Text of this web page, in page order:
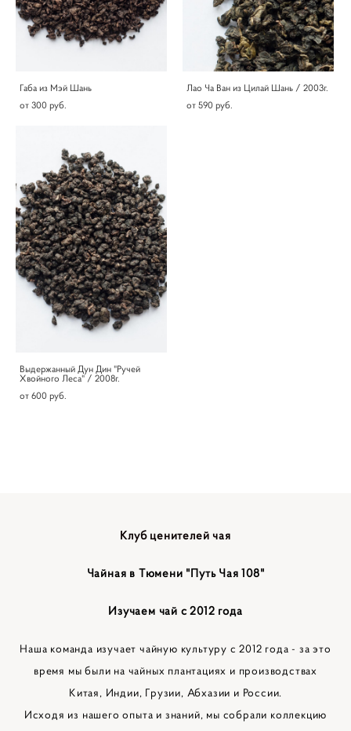
Габа из Мэй Шань
от 300 pуб.
Лао Ча Ван из Цилай Шань / 2003г.
от 590 pуб.
Выдержанный Дун Дин "Ручей
Хвойного Леса" / 2008г.
от 600 pуб.
Клуб ценителей чая
Чайная в Тюмени "Путь Чая 108"
Изучаем чай с 2012 года
Наша команда изучает чайную культуру с 2012 года - за это
время мы были на чайных плантациях и производствах
Китая, Индии, Грузии, Абхазии и России.
Исходя из нашего опыта и знаний, мы собрали коллекцию